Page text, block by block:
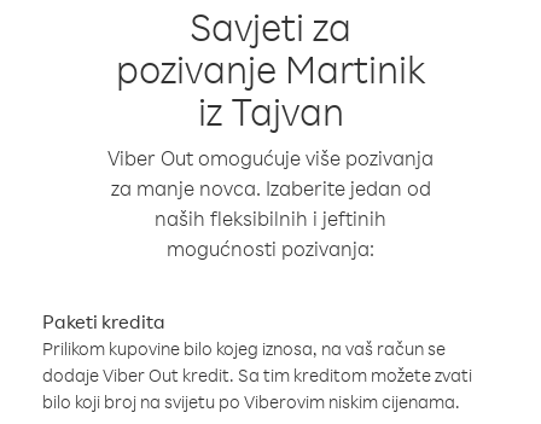
Savjeti za
pozivanje Martinik
iz Tajvan
Viber Out omogućuje više pozivanja
za manje novca. Izaberite jedan od
naših fleksibilnih i jeftinih
mogućnosti pozivanja:
Paketi kredita
Prilikom kupovine bilo kojeg iznosa, na vaš račun se
dodaje Viber Out kredit. Sa tim kreditom možete zvati
bilo koji broj na svijetu po Viberovim niskim cijenama.